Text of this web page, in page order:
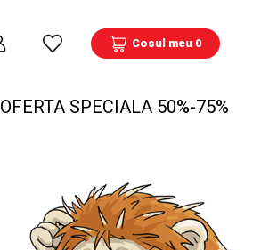
Cosul meu 0
OFERTA SPECIALA 50%-75%